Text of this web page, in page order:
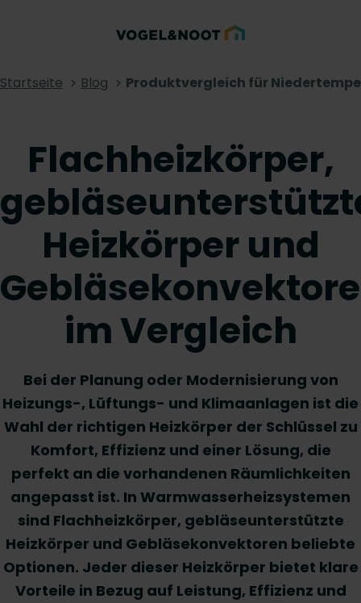
Startseite Blog Produktvergleich für
Flachheizkörper,
Heizkörper und
im Vergleich
Bei der Planung oder Modernisierung von
Heizungs-, Lüftungs- und Klimaanlagen ist die
Wahl der richtigen Heizkörper der Schlüssel zu
Komfort, Effizienz und einer Lösung, die
perfekt an die vorhandenen Räumlichkeiten
angepasst ist. In Warmwasserheizsystemen
sind Flachheizkörper, gebläseunterstützte
Heizkörper und Gebläsekonvektoren beliebte
Optionen. Jeder dieser Heizkörper bietet klare
Vorteile in Bezug auf Leistung, Effizienz und